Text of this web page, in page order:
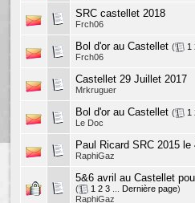
SRC castellet 2018
Frch06
Bol d'or au Castellet ( 1
Frch06
Castellet 29 Juillet 2017
Mrkruguer
Bol d'or au Castellet ( 1
Le Doc
Paul Ricard SRC 2015 le
RaphiGaz
5&6 avril au Castellet
( 1 2 3 Dernière page)
RaphiGaz